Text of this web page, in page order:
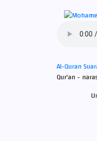
Al-Quran
Qur'an -